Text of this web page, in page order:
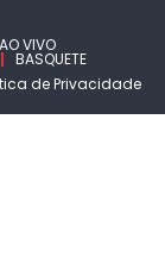
VIVO
BASQUETE
de Privacidade